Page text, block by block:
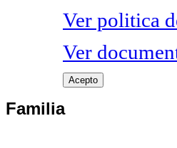
Ver politica
Ver
Acepto
Familia